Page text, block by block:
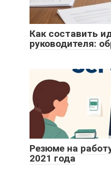
Как составить
руководителя:
Резюме на
2021 года